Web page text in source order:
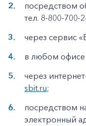
посредством
тел. 8-800-700-
через сервис
в любом
через
sbit.ru;
посредством
электронный